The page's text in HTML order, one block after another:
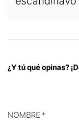
¿Y tú qué opinas?
NOMBRE *